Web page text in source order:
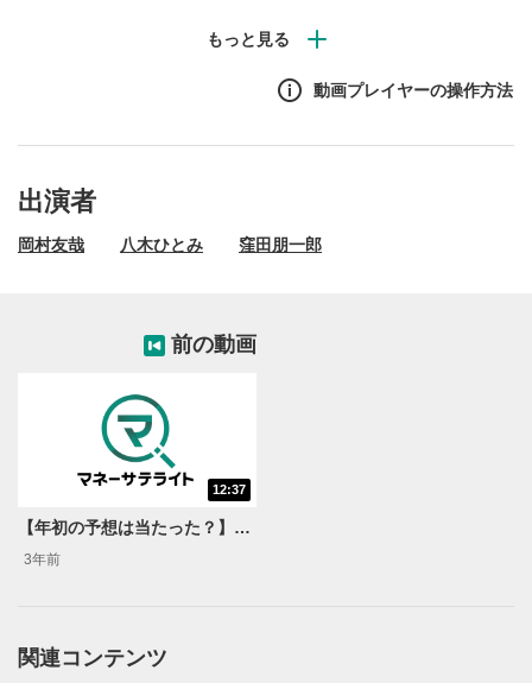
注目されるのか理由とともに解説します。さらに番組後半
には2人が下半期注目するテーマの発表もあります！
動画プレイヤーの操作方法
動画再生エリアにマウスを乗せると表示されます。
出演者
岡村友哉 八木ひとみ 窪田朋一郎
前の動画
12:37
【年初の予想は当たった？】2023年下半期 日経平均はどう動く！？
3年前
関連コンテンツ